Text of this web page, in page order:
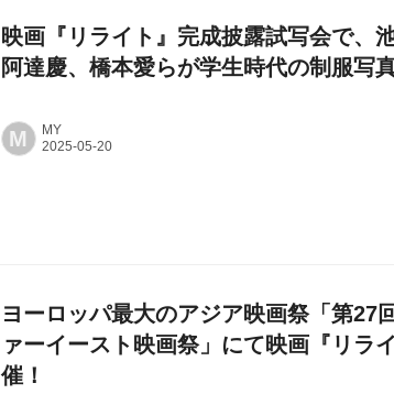
映画『リライト』完成披露試写会で、
阿達慶、橋本愛らが学生時代の制服写
M MY
ヨーロッパ最大のアジア映画祭「第27
ァーイースト映画祭」にて映画『リラ
催！